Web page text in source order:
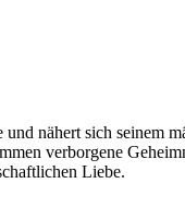
nähert sich seinem
verborgene
Liebe.